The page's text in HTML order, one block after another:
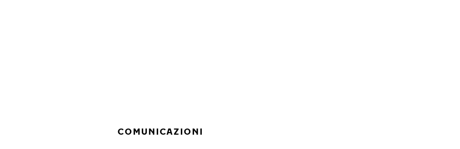
COMUNICAZIONI